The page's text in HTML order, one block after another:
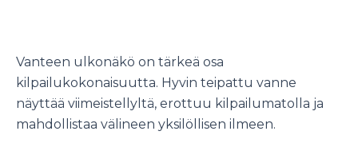
Vanteen ulkonäkö on tärkeä osa
kilpailukokonaisuutta. Hyvin teipattu vanne
näyttää viimeistellyltä, erottuu kilpailumatolla ja
mahdollistaa välineen yksilöllisen ilmeen.